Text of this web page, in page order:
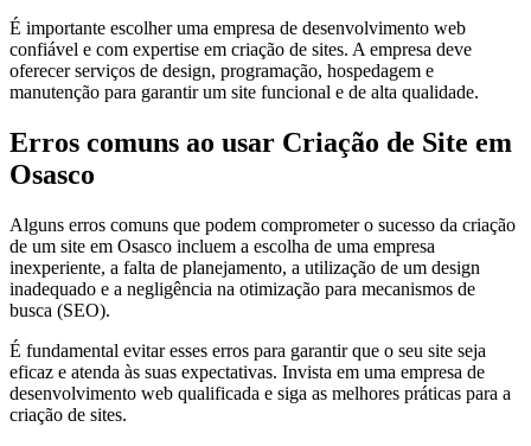
É importante escolher uma empresa de desenvolvimento web
confiável e com expertise em criação de sites. A empresa deve
oferecer serviços de design, programação, hospedagem e
manutenção para garantir um site funcional e de alta qualidade.
Erros comuns ao usar Criação de Site em
Osasco
Alguns erros comuns que podem comprometer o sucesso da criação
de um site em Osasco incluem a escolha de uma empresa
inexperiente, a falta de planejamento, a utilização de um design
inadequado e a negligência na otimização para mecanismos de
busca (SEO).
É fundamental evitar esses erros para garantir que o seu site seja
eficaz e atenda às suas expectativas. Invista em uma empresa de
desenvolvimento web qualificada e siga as melhores práticas para a
criação de sites.